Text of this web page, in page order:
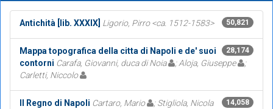
50,821
Antichità [lib. XXXIX] Ligorio, Pirro <ca. 1512-1583>
28,174
Mappa topografica della citta di Napoli e de' suoi
contorni Carafa, Giovanni, duca di Noia ; Aloja, Giuseppe
;
Carletti, Niccolo
14,058
Il Regno di Napoli Cartaro, Mario
; Stigliola, Nicola